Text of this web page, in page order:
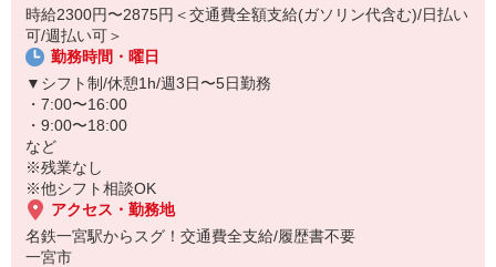
日勤のみでシフトの融通が利くので、
無理なく長く続けられますよ♪
周囲とのコミュニケーションを大切にできる方、大歓迎◎
時給2300円〜2875円＜交通費全額支給(ガソリン代含む)/日払い
可/週払い可＞
勤務時間・曜日
▼シフト制/休憩1h/週3日〜5日勤務
・7:00〜16:00
・9:00〜18:00
など
※残業なし
※他シフト相談OK
アクセス・勤務地
名鉄一宮駅からスグ！交通費全支給/履歴書不要
一宮市